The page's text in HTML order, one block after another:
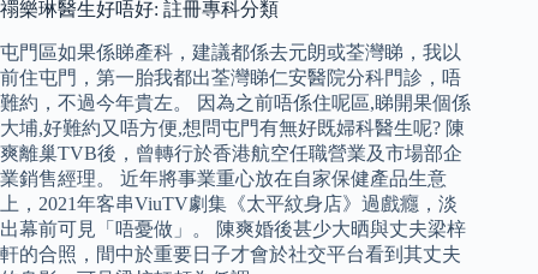
禤樂琳醫生好唔好: 註冊專科分類
屯門區如果係睇產科，建議都係去元朗或荃灣睇，我以
前住屯門，第一胎我都出荃灣睇仁安醫院分科門診，唔
難約，不過今年貴左。 因為之前唔係住呢區,睇開果個係
大埔,好難約又唔方便,想問屯門有無好既婦科醫生呢? 陳
爽離巢TVB後，曾轉行於香港航空任職營業及市場部企
業銷售經理。 近年將事業重心放在自家保健產品生意
上，2021年客串ViuTV劇集《太平紋身店》過戲癮，淡
出幕前可見「唔憂做」。 陳爽婚後甚少大晒與丈夫梁梓
軒的合照，間中於重要日子才會於社交平台看到其丈夫